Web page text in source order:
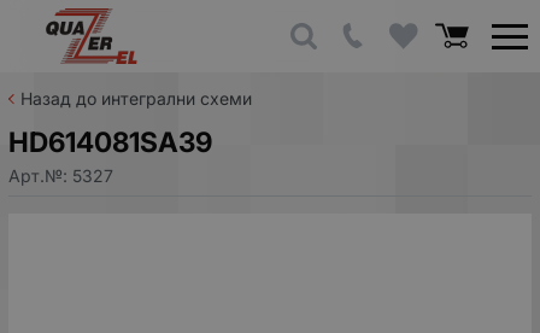
Назад до интегрални схеми
HD614081SA39
Арт.№: 5327